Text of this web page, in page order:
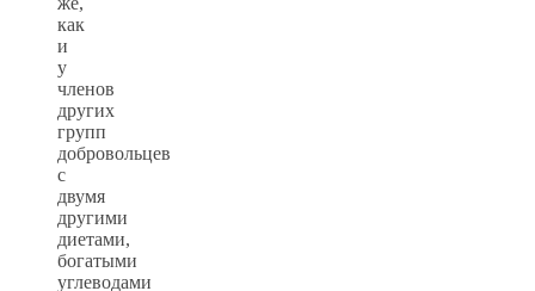
как
и
у
членов
других
групп
добровольцев
с
двумя
другими
диетами,
богатыми
углеводами